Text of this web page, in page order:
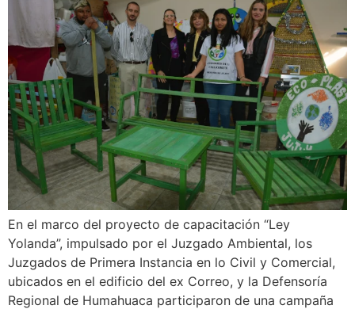
En el marco del proyecto de capacitación “Ley
Yolanda”, impulsado por el Juzgado Ambiental, los
Juzgados de Primera Instancia en lo Civil y Comercial,
ubicados en el edificio del ex Correo, y la Defensoría
Regional de Humahuaca participaron de una campaña